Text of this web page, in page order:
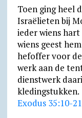
Toen ging heel
Israëlieten bij
ieder wiens
wiens geest
hefoffer voor
werk aan de
dienstwerk
kledingstukken.
Exodus 35:10-21